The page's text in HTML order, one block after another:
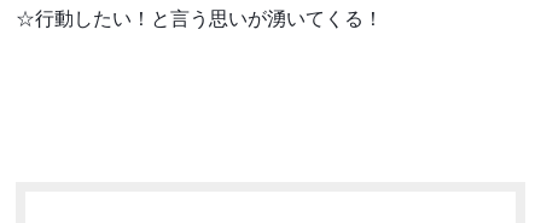
☆行動したい！と言う思いが湧いてくる！